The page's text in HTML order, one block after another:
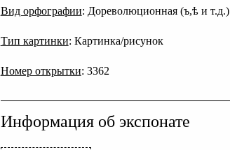
Вид орфографии: Дореволюционная (ъ,ѣ и т.д.)
Тип картинки: Картинка/рисунок
Номер открытки: 3362
Информация об экспонате